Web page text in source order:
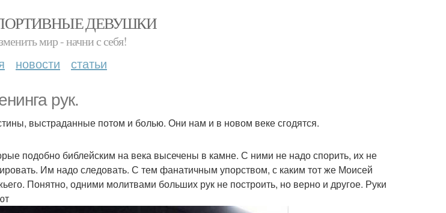
ДЕВУШКИ
мир - начни с себя!
новости статьи
рук.
выстраданные потом и болью. Они нам и в новом веке сгодятся.
подобно библейским на века высечены в камне. С ними не надо спорить, их не
Им надо следовать. С тем фанатичным упорством, с каким тот же Моисей
Понятно, одними молитвами больших рук не построить, но верно и другое. Руки